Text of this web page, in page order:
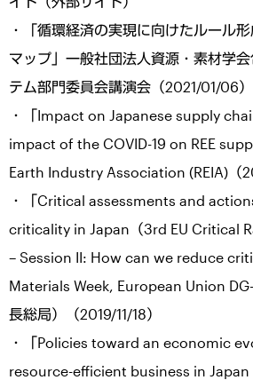
・「循環経済の実現に向けたルール
マップ」一般社団法人資源・素材学
テム部門委員会講演会（2021/01/06）
・「Impact on Japanese supply
impact of the COVID-19 on REE
Earth Industry Association (REIA)（
・「Critical assessments and
criticality in Japan（3rd EU Critical
– Session II: How can we reduce
Materials Week, European Union
長総局）（2019/11/18）
・「Policies toward an economic
resource-efficient business in Japan